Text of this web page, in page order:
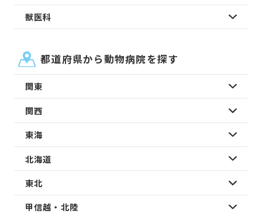
獣医科
都道府県から動物病院を探す
関東
関西
東海
北海道
東北
甲信越・北陸